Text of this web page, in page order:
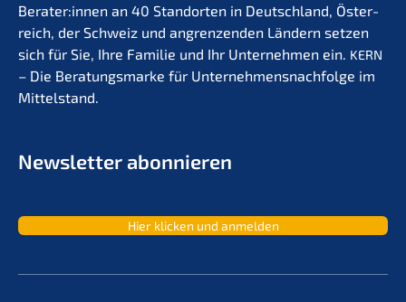
Berater:innen an 40 Stand­or­ten in Deutsch­land, Öster­
reich, der Schweiz und angren­zen­den Ländern setzen
sich für Sie, Ihre Familie und Ihr Unter­neh­men ein. KERN
– Die Beratungs­mar­ke für Unternehmens­nachfolge im
Mittelstand.
Newslet­ter abonnieren
Hier klicken und anmelden